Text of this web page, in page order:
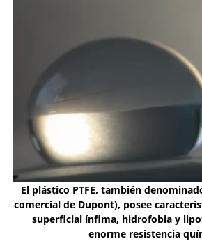
El plástico PTFE, también
comercial de Dupont), posee
superficial ínfima, hidrofobia y
enorme resistencia